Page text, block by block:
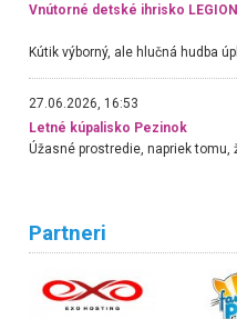
Vnútorné detské ihrisko
27.06.2026, 16:53
Letné kúpalisko Pezinok
Partneri